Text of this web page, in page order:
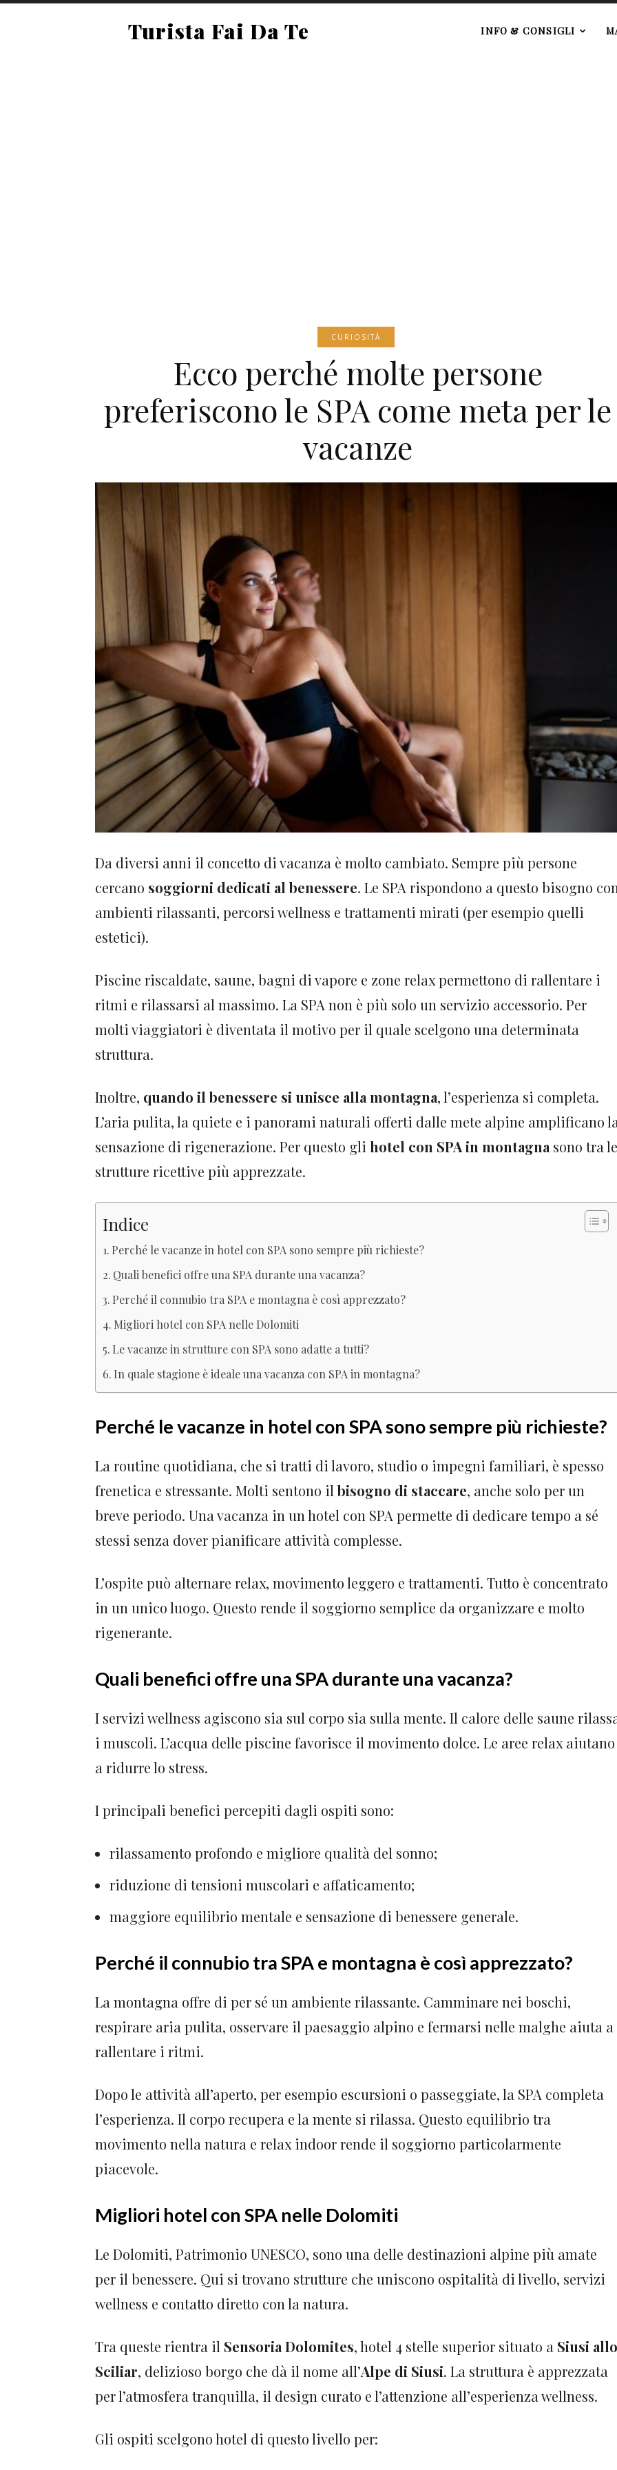
Turista Fai Da Te INFO & CONSIGLI
CURIOSITÀ
Ecco perché molte persone
preferiscono le SPA come meta per le
vacanze
Da diversi anni il concetto di vacanza è molto cambiato. Sempre più persone
cercano soggiorni dedicati al benessere. Le SPA rispondono a questo bisogno
ambienti rilassanti, percorsi wellness e trattamenti mirati (per esempio quelli
estetici).
Piscine riscaldate, saune, bagni di vapore e zone relax permettono di rallentare i
ritmi e rilassarsi al massimo. La SPA non è più solo un servizio accessorio. Per
molti viaggiatori è diventata il motivo per il quale scelgono una determinata
struttura.
Inoltre, quando il benessere si unisce alla montagna, l’esperienza si completa.
L’aria pulita, la quiete e i panorami naturali offerti dalle mete alpine amplificano
sensazione di rigenerazione. Per questo gli hotel con SPA in montagna sono tra le
strutture ricettive più apprezzate.
Indice
Perché le vacanze in hotel con SPA sono sempre più richieste?
Quali benefici offre una SPA durante una vacanza?
Perché il connubio tra SPA e montagna è così apprezzato?
Migliori hotel con SPA nelle Dolomiti
Le vacanze in strutture con SPA sono adatte a tutti?
In quale stagione è ideale una vacanza con SPA in montagna?
Perché le vacanze in hotel con SPA sono sempre più richieste?
La routine quotidiana, che si tratti di lavoro, studio o impegni familiari, è spesso
frenetica e stressante. Molti sentono ilbisogno di staccare, anche solo per un
breve periodo. Una vacanza in un hotel con SPA permette di dedicare tempo a sé
stessi senza dover pianificare attività complesse.
L’ospite può alternare relax, movimento leggero e trattamenti. Tutto è concentrato
in un unico luogo. Questo rende il soggiorno semplice da organizzare e molto
rigenerante.
Quali benefici offre una SPA durante una vacanza?
I servizi wellness agiscono sia sul corpo sia sulla mente. Il calore delle saune
i muscoli. L’acqua delle piscine favorisce il movimento dolce. Le aree relax aiutano
a ridurre lo stress.
I principali benefici percepiti dagli ospiti sono:
rilassamento profondo e migliore qualità del sonno;
riduzione di tensioni muscolari e affaticamento;
maggiore equilibrio mentale e sensazione di benessere generale.
Perché il connubio tra SPA e montagna è così apprezzato?
La montagna offre di per sé un ambiente rilassante. Camminare nei boschi,
respirare aria pulita, osservare il paesaggio alpino e fermarsi nelle malghe aiuta a
rallentare i ritmi.
Dopo le attività all’aperto, per esempio escursioni o passeggiate, la SPA completa
l’esperienza. Il corpo recupera e la mente si rilassa. Questo equilibrio tra
movimento nella natura e relax indoor rende il soggiorno particolarmente
piacevole.
Migliori hotel con SPA nelle Dolomiti
Le Dolomiti, Patrimonio UNESCO, sono una delle destinazioni alpine più amate
per il benessere. Qui si trovano strutture che uniscono ospitalità di livello, servizi
wellness e contatto diretto con la natura.
Tra queste rientra il Sensoria Dolomites, hotel 4 stelle superior situato a Siusi allo
Sciliar, delizioso borgo che dà il nome all’Alpe di Siusi. La struttura è apprezzata
per l’atmosfera tranquilla, il design curato e l’attenzione all’esperienza wellness.
Gli ospiti scelgono hotel di questo livello per: